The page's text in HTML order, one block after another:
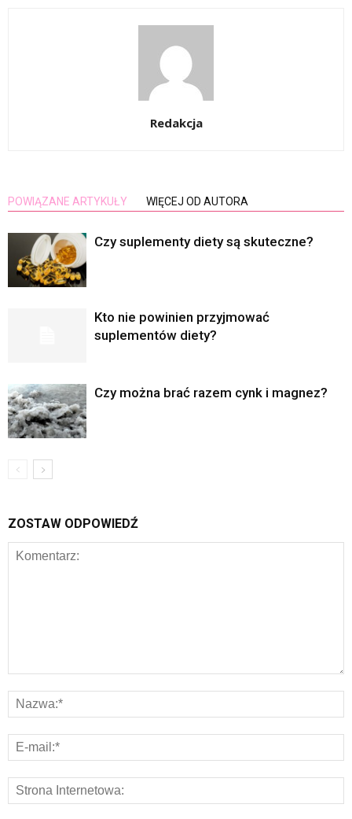
Redakcja
POWIĄZANE ARTYKUŁY WIĘCEJ OD AUTORA
Czy suplementy diety są skuteczne?
Kto nie powinien przyjmować
suplementów diety?
Czy można brać razem cynk i magnez?
ZOSTAW ODPOWIEDŹ